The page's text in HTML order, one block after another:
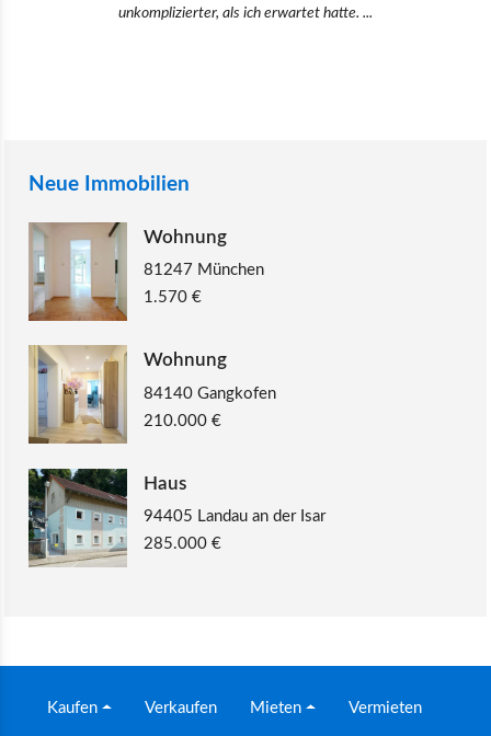
Sie war viele Monate mehr als ...
Neue Immobilien
Wohnung
81247 München
1.570 €
Wohnung
84140 Gangkofen
210.000 €
Haus
94405 Landau an der Isar
285.000 €
Kaufen Verkaufen Mieten Vermieten